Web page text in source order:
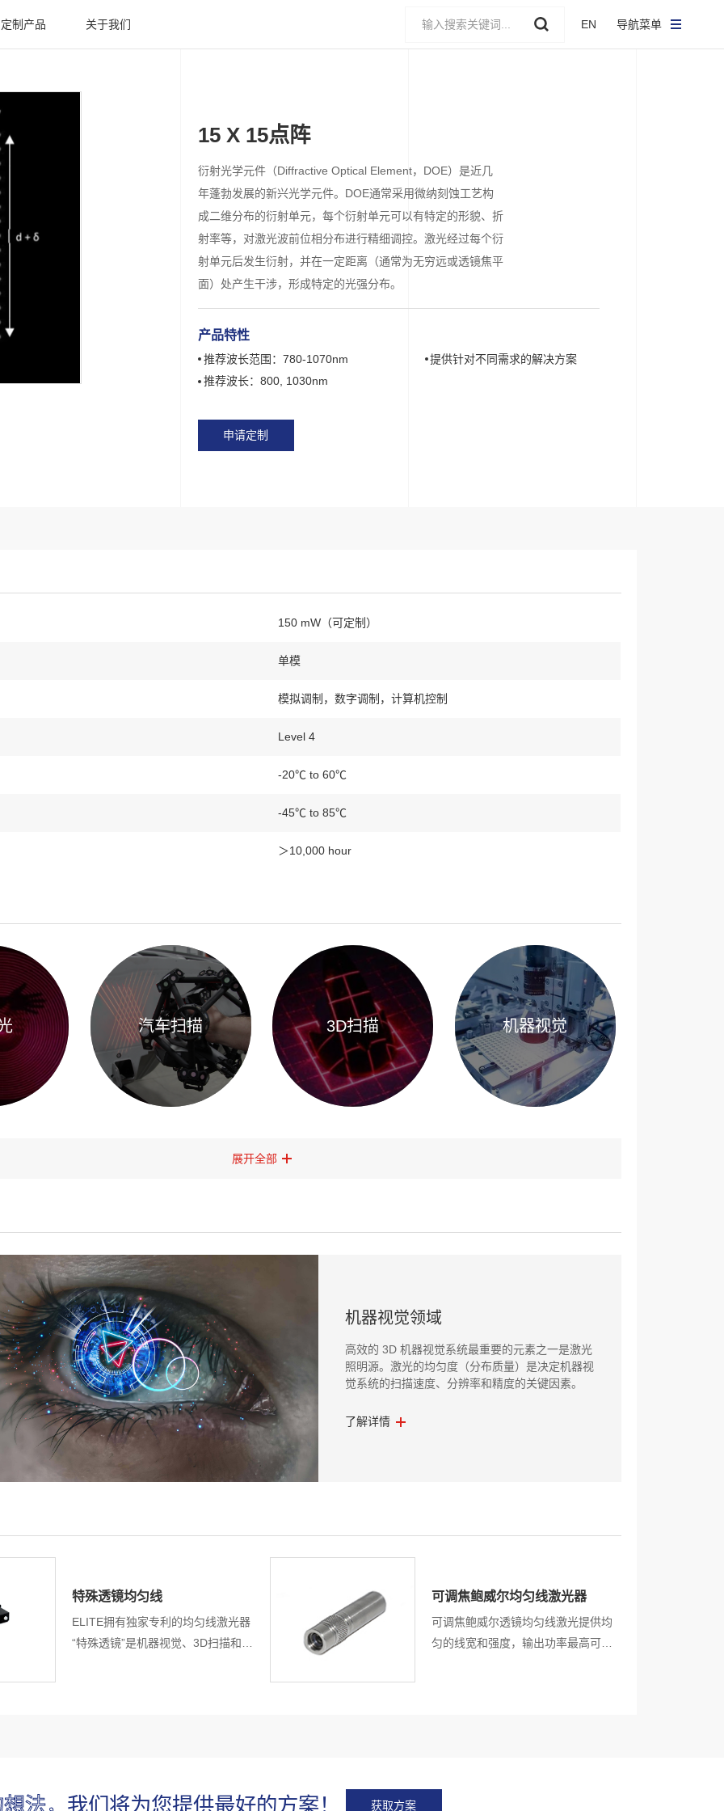
定制产品 关于我们 EN 导航菜单
15 X 15点阵
衍射光学元件（Diffractive Optical Element，DOE）是近几
年蓬勃发展的新兴光学元件。DOE通常采用微纳刻蚀工艺构
成二维分布的衍射单元，每个衍射单元可以有特定的形貌、折
射率等，对激光波前位相分布进行精细调控。激光经过每个衍
射单元后发生衍射，并在一定距离（通常为无穷远或透镜焦平
面）处产生干涉，形成特定的光强分布。
产品特性
推荐波长范围：780-1070nm
提供针对不同需求的解决方案
推荐波长：800, 1030nm
申请定制
150 mW（可定制）
单模
模拟调制，数字调制，计算机控制
Level 4
-20℃ to 60℃
-45℃ to 85℃
＞10,000 hour
汽车扫描 3D扫描 机器视觉
展开全部
机器视觉领域
高效的 3D 机器视觉系统最重要的元素之一是激光
照明源。激光的均匀度（分布质量）是决定机器视
觉系统的扫描速度、分辨率和精度的关键因素。
了解详情
特殊透镜均匀线
ELITE拥有独家专利的均匀线激光器
“特殊透镜”是机器视觉、3D扫描和测
可调焦鲍威尔均匀线激光器
可调焦鲍威尔透镜均匀线激光提供均
匀的线宽和强度，输出功率最高可达
法， 我们将为您提供最好的方案！ 获取方案